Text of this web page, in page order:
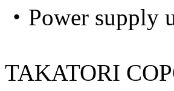
・Power
TAKATORI